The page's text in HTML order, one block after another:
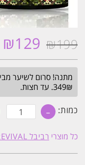
₪199
המחיר
היה:
₪199.
₪129
349₪. עד חצות.
כמות: - כמות
של
לחות
ושמן
-
כל מוצרי רביבל REVIVAL